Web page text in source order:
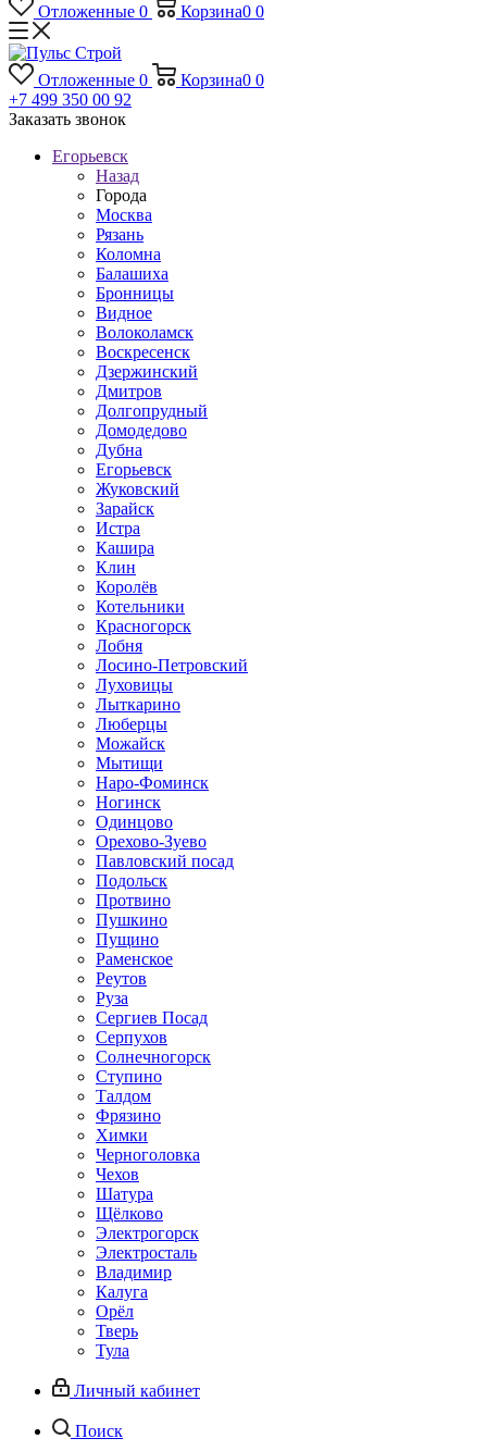
Отложенные 0 Корзина0 0
Отложенные 0 Корзина0 0
+7 499 350 00 92
Заказать звонок
Егорьевск
Назад
Города
Москва
Рязань
Коломна
Балашиха
Бронницы
Видное
Волоколамск
Воскресенск
Дзержинский
Дмитров
Долгопрудный
Домодедово
Дубна
Егорьевск
Жуковский
Зарайск
Истра
Кашира
Клин
Королёв
Котельники
Красногорск
Лобня
Лосино-Петровский
Луховицы
Лыткарино
Люберцы
Можайск
Мытищи
Наро-Фоминск
Ногинск
Одинцово
Орехово-Зуево
Павловский посад
Подольск
Протвино
Пушкино
Пущино
Раменское
Реутов
Руза
Сергиев Посад
Серпухов
Солнечногорск
Ступино
Талдом
Фрязино
Химки
Черноголовка
Чехов
Шатура
Щёлково
Электрогорск
Электросталь
Владимир
Калуга
Орёл
Тверь
Тула
Личный кабинет
Поиск